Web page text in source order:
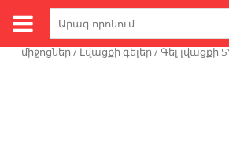
Search
Գլխավոր Մաքրող լվացող միջոցներ
միջոցներ/Լվացքի գելեր/ Գել լվացքի